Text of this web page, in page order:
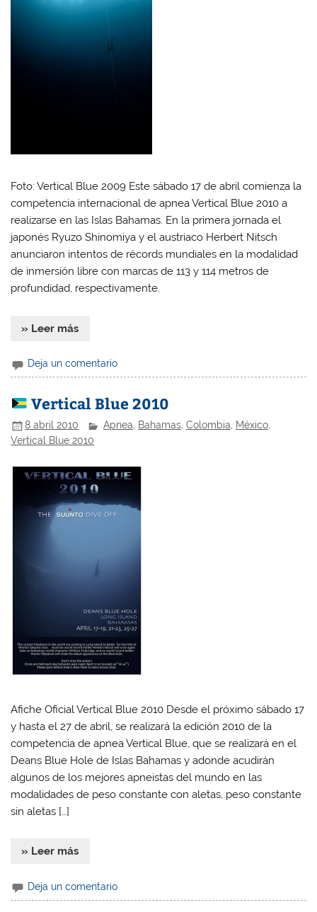
Foto: Vertical Blue 2009 Este sábado 17 de abril comienza la
competencia internacional de apnea Vertical Blue 2010 a
realizarse en las Islas Bahamas. En la primera jornada el
japonés Ryuzo Shinomiya y el austriaco Herbert Nitsch
anunciaron intentos de récords mundiales en la modalidad
de inmersión libre con marcas de 113 y 114 metros de
profundidad, respectivamente.
» Leer más
Deja un comentario
Vertical Blue 2010
8 abril 2010 Apnea, Bahamas,Colombia, México,
Vertical Blue 2010
Afiche Oficial Vertical Blue 2010 Desde el próximo sábado 17
y hasta el 27 de abril, se realizará la edición 2010 de la
competencia de apnea Vertical Blue, que se realizará en el
Deans Blue Hole de Islas Bahamas y adonde acudirán
algunos de los mejores apneistas del mundo en las
modalidades de peso constante con aletas, peso constante
sin aletas […]
» Leer más
Deja un comentario